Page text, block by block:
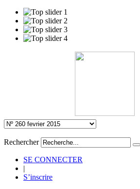
Rechercher
SE CONNECTER
|
S’inscrire